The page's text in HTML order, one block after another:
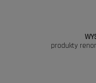
produkty